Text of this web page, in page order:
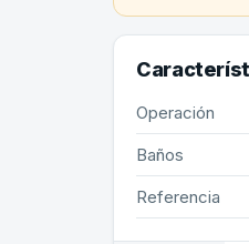
Operación
Baños
Referencia